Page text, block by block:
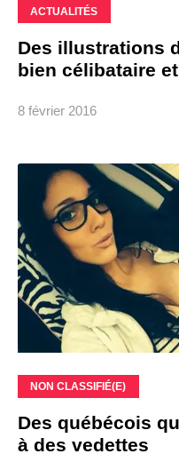
ACTUALITÉS
Des illustrations
bien célibataire
8 février 2016
NON CLASSIFIÉ(E)
Des québécois
à des vedettes